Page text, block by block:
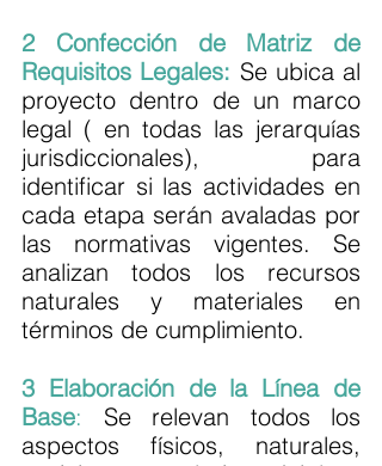
2 Confección de Matriz de
Requisitos Legales: Se ubica al
proyecto dentro de un marco
legal ( en todas las jerarquías
jurisdiccionales), para
identificar si las actividades en
cada etapa serán avaladas por
las normativas vigentes. Se
analizan todos los recursos
naturales y materiales en
términos de cumplimiento.
3 Elaboración de la Línea de
Base: Se relevan todos los
aspectos físicos, naturales,